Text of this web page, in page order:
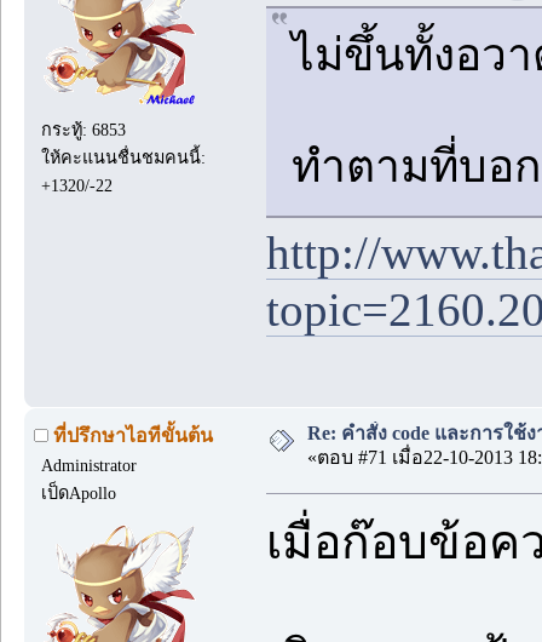
กระทู้: 6853
ให้คะแนนชื่นชมคนนี้:
+1320/-22
ไม่ขึ้นทั้งอว
ทำตามที่บอ
http://
ที่ปรึกษาไอทีขั้นต้น
Administrator
เป็ดApollo
Re: คำสั่ง code และการใช้
«ตอบ #71 เมื่อ22-10-2013
เมื่อก๊อบข้อค